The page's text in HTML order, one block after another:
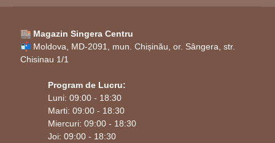
🏬 Magazin Singera Centru
📬 Moldova, MD-2091, mun. Chișinău, or. Sângera, str.
Chisinau 1/1
Program de Lucru:
Luni: 09:00 - 18:30
Marti: 09:00 - 18:30
Miercuri: 09:00 - 18:30
Joi: 09:00 - 18:30